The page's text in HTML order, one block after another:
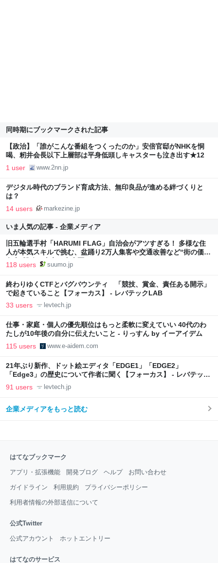
同時期にブックマークされた記事
【政治】「誰がこんな番組をつくったのか」安倍官邸がNHKを恫
喝、籾井会長以下上層部は平身低頭しキャスターも泣き出す★12
1 user www.2nn.jp
デジタル時代のブランド育成方法、無印良品が進める絆づくりと
は？
14 users markezine.jp
いま人気の記事 - 企業メディア
旧五輪選手村「HARUMI FLAG」自治会がアツすぎる！ 多様な住
人が本気スキルで挑む、盆踊り2万人集客や交通改善など“街の価値
向上”戦略 東京・中央区
118 users suumo.jp
終わりゆくCTFとバグバウンティ 「競技、賞金、責任ある開示」
で起きていること【フォーカス】 - レバテックLAB
33 users levtech.jp
仕事・家庭・個人の優先順位はもっと柔軟に変えていい 40代のわ
たしが10年後の自分に伝えたいこと - りっすん by イーアイデム
115 users www.e-aidem.com
21年ぶり新作、ドット絵エディタ「EDGE1」「EDGE2」
「Edge3」の歴史について作者に聞く【フォーカス】 - レバテック
LAB
91 users levtech.jp
企業メディアをもっと読む
はてなブックマーク
アプリ・拡張機能 開発ブログ ヘルプ お問い合わせ
ガイドライン 利用規約 プライバシーポリシー
利用者情報の外部送信について
公式Twitter
公式アカウント ホットエントリー
はてなのサービス